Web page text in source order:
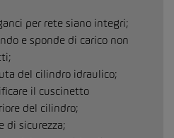
per rete siano integri;
e sponde di carico non
del cilindro idraulico;
il cuscinetto
del cilindro;
di sicurezza;